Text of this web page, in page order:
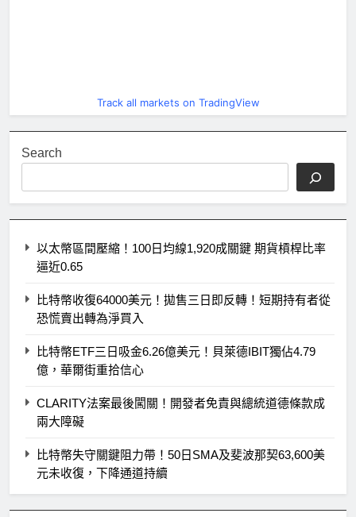
Track all markets on TradingView
Search
以太幣區間壓縮！100日均線1,920成關鍵 期貨槓桿比率
逼近0.65
比特幣收復64000美元！拋售三日即反轉！短期持有者從
恐慌賣出轉為淨買入
比特幣ETF三日吸金6.26億美元！貝萊德IBIT獨佔4.79
億，華爾街重拾信心
CLARITY法案最後闖關！開發者免責與總統道德條款成
兩大障礙
比特幣失守關鍵阻力帶！50日SMA及斐波那契63,600美
元未收復，下降通道持續